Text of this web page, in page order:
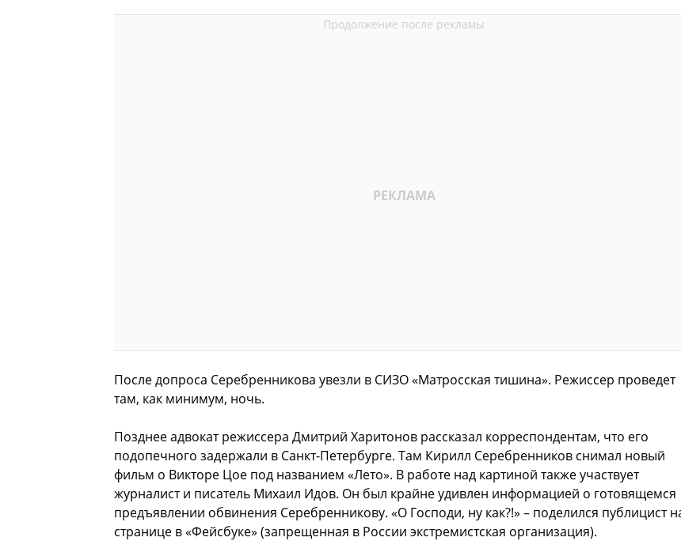
После допроса Серебренникова увезли в СИЗО «Матросская тишина». Режиссер проведет
там, как минимум, ночь.
Позднее адвокат режиссера Дмитрий Харитонов рассказал корреспондентам, что его
подопечного задержали в Санкт-Петербурге. Там Кирилл Серебренников снимал новый
фильм о Викторе Цое под названием «Лето». В работе над картиной также участвует
журналист и писатель Михаил Идов. Он был крайне удивлен информацией о готовящемся
предъявлении обвинения Серебренникову. «О Господи, ну как?!» – поделился публицист
странице в «Фейсбуке» (запрещенная в России экстремистская организация).